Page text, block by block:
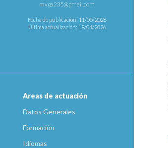
mvga235@gmail.com
Fecha de publicación: 11/05/2026
Última actualización: 19/04/2026
Areas de actuación
Datos Generales
Formación
Idiomas